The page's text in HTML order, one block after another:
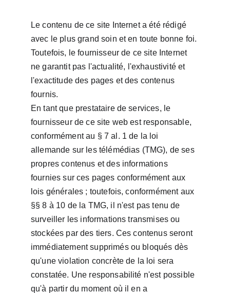
Le contenu de ce site Internet a été rédigé
avec le plus grand soin et en toute bonne foi.
Toutefois, le fournisseur de ce site Internet
ne garantit pas l'actualité, l'exhaustivité et
l'exactitude des pages et des contenus
fournis.
En tant que prestataire de services, le
fournisseur de ce site web est responsable,
conformément au § 7 al. 1 de la loi
allemande sur les télémédias (TMG), de ses
propres contenus et des informations
fournies sur ces pages conformément aux
lois générales ; toutefois, conformément aux
§§ 8 à 10 de la TMG, il n'est pas tenu de
surveiller les informations transmises ou
stockées par des tiers. Ces contenus seront
immédiatement supprimés ou bloqués dès
qu'une violation concrète de la loi sera
constatée. Une responsabilité n'est possible
qu'à partir du moment où il en a